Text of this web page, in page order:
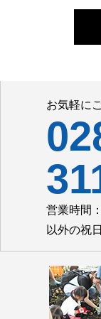
お気軽に
営業時間
以外の祝